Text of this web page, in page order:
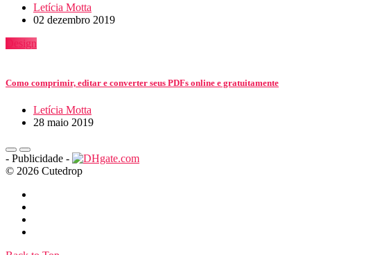
Letícia Motta
02 dezembro 2019
Design
Como comprimir, editar e converter seus PDFs online e gratuitamente
Letícia Motta
28 maio 2019
- Publicidade -
© 2026 Cutedrop